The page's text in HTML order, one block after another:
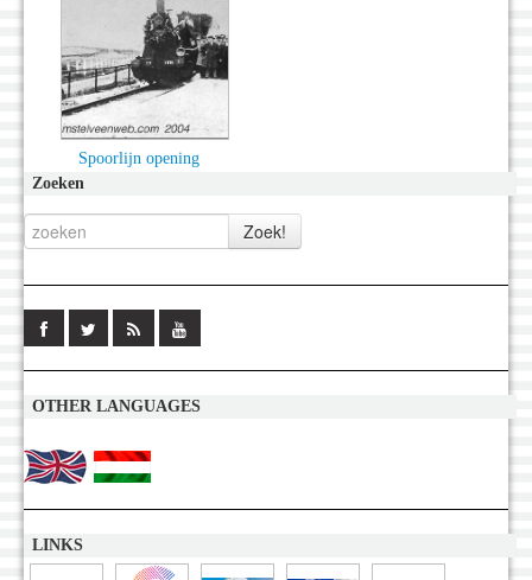
Spoorlijn opening
Zoeken
OTHER LANGUAGES
LINKS